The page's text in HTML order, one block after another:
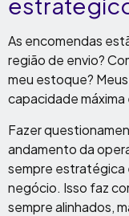
As encomendas
região de envio?
meu estoque?
capacidade máxima
Fazer
andamento da
sempre estratégica
negócio. Isso faz
sempre alinhados,